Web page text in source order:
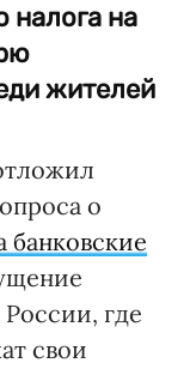
налога на
жителей
о
банковские
где
свои